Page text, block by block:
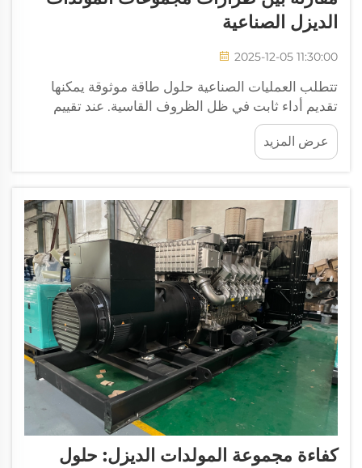
الديزل الصناعية
2025-12-05 11:30:00
تتطلب العمليات الصناعية حلول طاقة موثوقة يمكنها
تقديم أداء ثابت في ظل الظروف القاسية. عند تقييم
خيارات توليد الطاقة لمرافق التصنيع أو مواقع البناء أو
أنظمة الطوارئ، يجب فهم الفروقات الرئيسية بين
مجموعات المولدات المختلفة لضمان الكفاءة والموثوقية.
عرض المزيد
كفاءة مجموعة المولدات الديزل: حلول